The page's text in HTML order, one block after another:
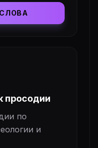
просодии
по
и